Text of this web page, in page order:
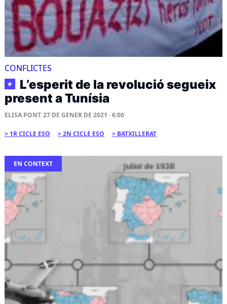
CONFLICTES
★
L’esperit de la revolució segueix
present a Tunísia
ELISA PONT 27 DE GENER DE 2021 · 6:00
1R CICLE ESO 2N CICLE ESO BATXILLERAT
EN CONTEXT